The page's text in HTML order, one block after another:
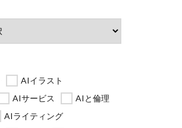
AIイラスト
AIサービス
AIと倫理
AIライティング